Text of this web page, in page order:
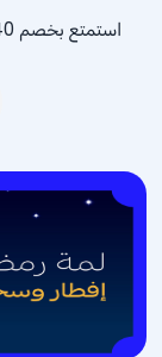
استمتع بخصم